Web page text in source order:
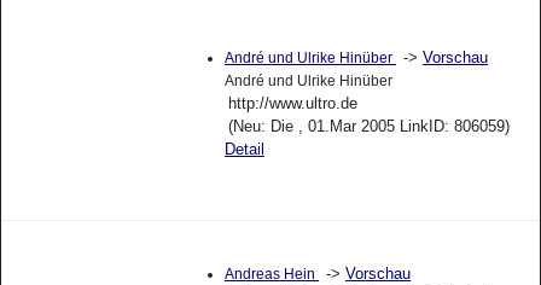
André und Ulrike Hinüber -> Vorschau
André und Ulrike Hinüber
http://www.ultro.de
(Neu: Die , 01.Mar 2005 LinkID: 806059)
Detail
Andreas Hein -> Vorschau